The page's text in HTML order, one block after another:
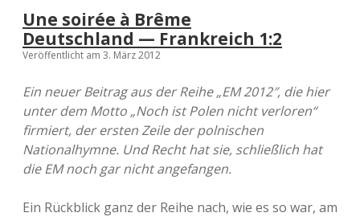
Une soirée à Brême
Deutschland — Frankreich 1:2
Veröffentlicht am 3. März 2012
Ein neuer Beitrag aus der Reihe „EM 2012″, die hier
unter dem Motto „Noch ist Polen nicht verloren“
firmiert, der ersten Zeile der polnischen
Nationalhymne. Und Recht hat sie, schließlich hat
die EM noch gar nicht angefangen.
Ein Rückblick ganz der Reihe nach, wie es so war, am